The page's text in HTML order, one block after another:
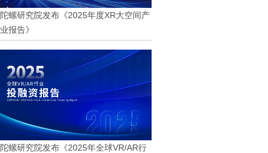
陀螺研究院发布《2025年度XR大空间产
业报告》
陀螺研究院发布《2025年全球VR/AR行